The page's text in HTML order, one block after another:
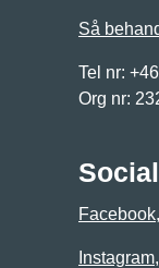
Så
Tel nr:
Org nr: